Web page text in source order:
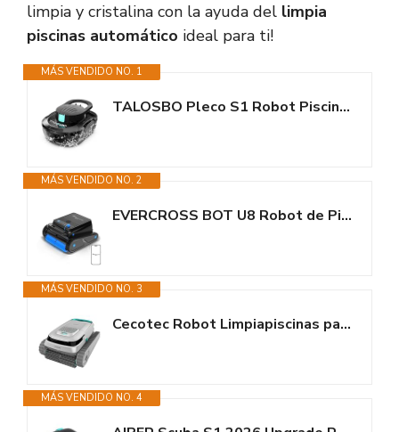
limpia y cristalina con la ayuda del limpia
piscinas automático ideal para ti!
MÁS VENDIDO NO. 1
TALOSBO Pleco S1 Robot Piscina, Doble Motor Limpiafondos Piscina Sin Cable,...
MÁS VENDIDO NO. 2
EVERCROSS BOT U8 Robot de Piscina, Limpiafondos y Paredes, 120 Min, 4...
MÁS VENDIDO NO. 3
Cecotec Robot Limpiapiscinas para Fondos, Paredes y Línea de Flotación...
MÁS VENDIDO NO. 4